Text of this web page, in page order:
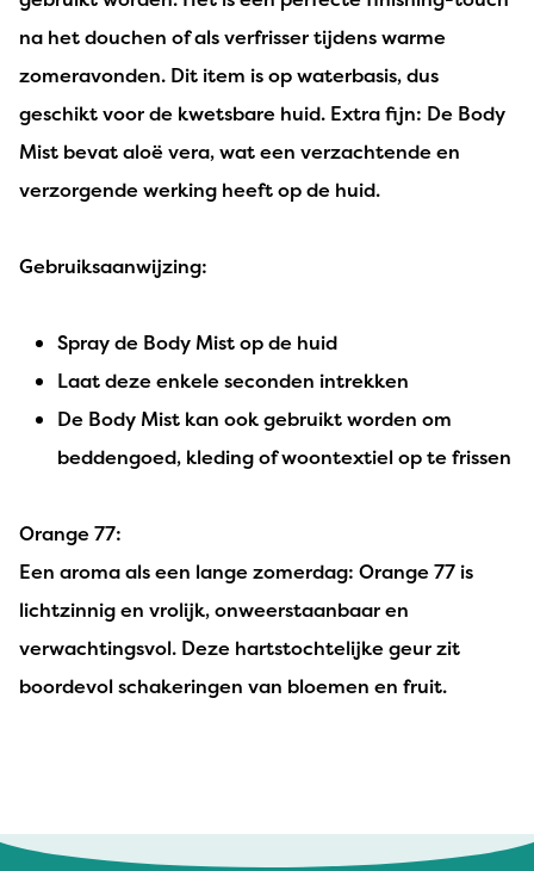
na het douchen of als verfrisser tijdens warme
zomeravonden. Dit item is op waterbasis, dus
geschikt voor de kwetsbare huid. Extra fijn: De Body
Mist bevat aloë vera, wat een verzachtende en
verzorgende werking heeft op de huid.
Gebruiksaanwijzing:
Spray de Body Mist op de huid
Laat deze enkele seconden intrekken
De Body Mist kan ook gebruikt worden om
beddengoed, kleding of woontextiel op te frissen
Orange 77:
Een aroma als een lange zomerdag: Orange 77 is
lichtzinnig en vrolijk, onweerstaanbaar en
verwachtingsvol. Deze hartstochtelijke geur zit
boordevol schakeringen van bloemen en fruit.